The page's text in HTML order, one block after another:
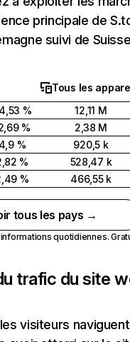
principale de
suivi de
Tous les
%
12,11 M
%
2,38 M
4,9 %
920,5 k
%
528,47 k
% 466,55 k
tous les pays →
quotidiennes.
trafic du site
visiteurs naviguent